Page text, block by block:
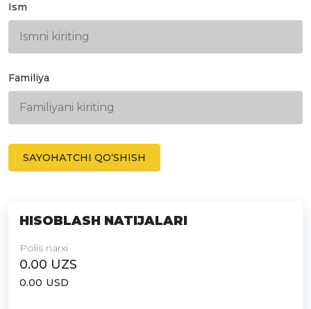
Ism
Familiya
SAYOHATCHI QOʻSHISH
HISOBLASH NATIJALARI
Polis narxi
0.00 UZS
0.00 USD